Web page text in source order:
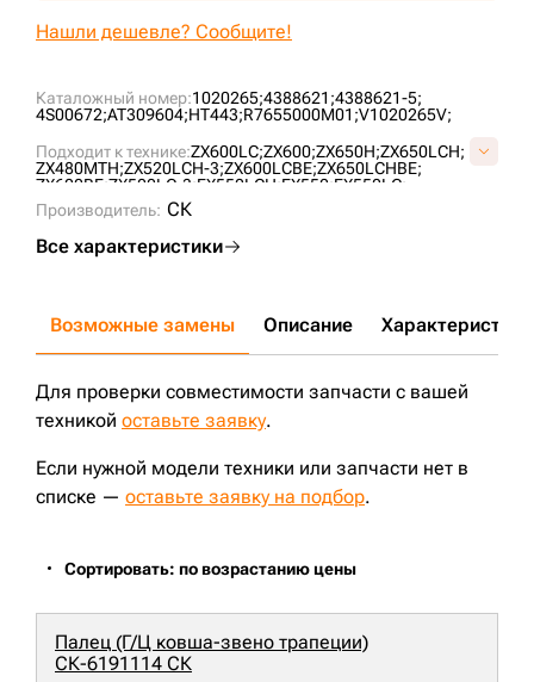
Каталожный номер:1020265;4388621;4388621-5;
4S00672;AT309604;HT443;R7655000M01;V1020265V;
Подходит к технике:ZX600LC;ZX600;ZX650H;ZX650LCH;
ZX480MTH;ZX520LCH-3;ZX600LCBE;ZX650LCHBE;
ZX600BE;ZX500LC-3;EX550LCH;EX550;EX550LC;
MANTSINEN80RHC;EX600H-3;
EX550LC-3;EX600H;EX600LCH;
600C LC;
Производитель: СК
Все характеристики
Нашли дешевле? Сообщите!
Возможные замены Описание Характеристики
Для проверки совместимости запчасти с вашей
техникой оставьте заявку.
Если нужной модели техники или запчасти нет в
списке — оставьте заявку на подбор.
Сортировать: по возрастанию цены
Палец (Г/Ц ковша-звено трапеции)
СК-6191114 СК